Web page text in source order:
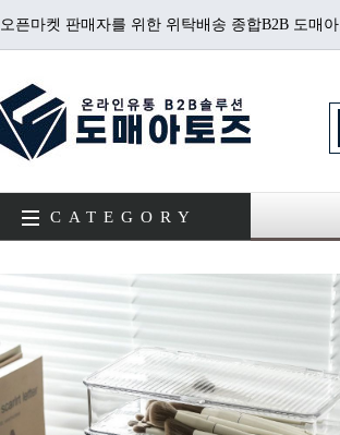
오픈마켓 판매자를 위한 위탁배송 종합B2B 도매
CATEGORY